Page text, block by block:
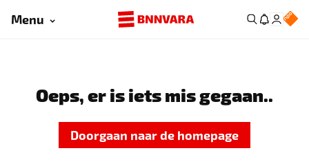
Menu
Oeps, er is iets mis gegaan..
Doorgaan naar de homepage